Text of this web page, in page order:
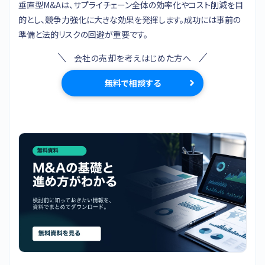
垂直型M&Aは、サプライチェーン全体の効率化やコスト削減を目
的とし、競争力強化に大きな効果を発揮します。成功には事前の
準備と法的リスクの回避が重要です。
会社の売却を考えはじめた方へ
無料で相談する